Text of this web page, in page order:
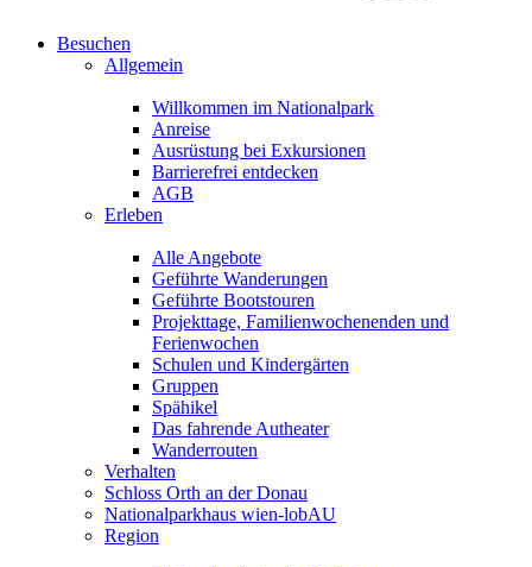
Besuchen
Allgemein
Willkommen im Nationalpark
Anreise
Ausrüstung bei Exkursionen
Barrierefrei entdecken
AGB
Erleben
Alle Angebote
Geführte Wanderungen
Geführte Bootstouren
Projekttage, Familienwochenenden und
Ferienwochen
Schulen und Kindergärten
Gruppen
Spähikel
Das fahrende Autheater
Wanderrouten
Verhalten
Schloss Orth an der Donau
Nationalparkhaus wien-lobAU
Region